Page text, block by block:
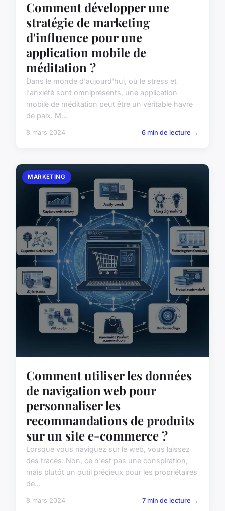
Comment développer une
stratégie de marketing
d'influence pour une
application mobile de
méditation ?
Dans le monde d'aujourd'hui, où le stress et
l'anxiété sont omniprésents, une application
mobile de méditation peut être un véritable havre
de paix. M...
8 mars 2024 6 min de lecture →
MARKETING
Comment utiliser les données
de navigation web pour
personnaliser les
recommandations de produits
sur un site e-commerce ?
Lorsque vous naviguez sur le web, vous laissez
des traces. Non, ce n'est pas une conspiration,
mais plutôt un outil précieux pour les propriétaires
de...
8 mars 2024 7 min de lecture →